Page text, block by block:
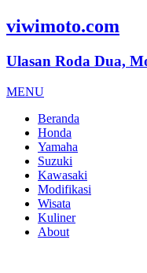
viwimoto.com
Ulasan Roda Dua,
MENU
Beranda
Honda
Yamaha
Suzuki
Kawasaki
Modifikasi
Wisata
Kuliner
About